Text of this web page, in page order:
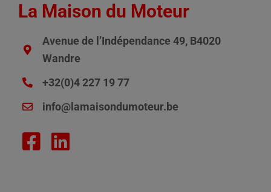
La Maison du Moteur
Avenue de l’Indépendance 49, B4020
Wandre
+32(0)4 227 19 77
info@lamaisondumoteur.be